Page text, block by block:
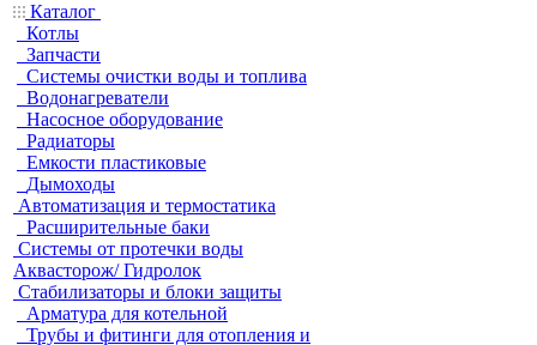
Каталог
Котлы
Запчасти
Системы очистки воды и топлива
Водонагреватели
Насосное оборудование
Радиаторы
Емкости пластиковые
Дымоходы
Автоматизация и термостатика
Расширительные баки
Системы от протечки воды
Аквасторож/ Гидролок
Стабилизаторы и блоки защиты
Арматура для котельной
Трубы и фитинги для отопления и